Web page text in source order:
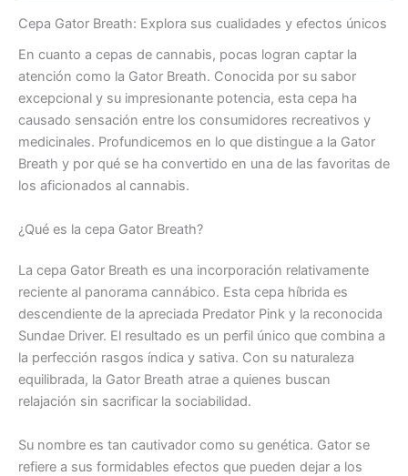
Cepa Gator Breath: Explora sus cualidades y efectos únicos
En cuanto a cepas de cannabis, pocas logran captar la
atención como la Gator Breath. Conocida por su sabor
excepcional y su impresionante potencia, esta cepa ha
causado sensación entre los consumidores recreativos y
medicinales. Profundicemos en lo que distingue a la Gator
Breath y por qué se ha convertido en una de las favoritas de
los aficionados al cannabis.
¿Qué es la cepa Gator Breath?
La cepa Gator Breath es una incorporación relativamente
reciente al panorama cannábico. Esta cepa híbrida es
descendiente de la apreciada Predator Pink y la reconocida
Sundae Driver. El resultado es un perfil único que combina a
la perfección rasgos índica y sativa. Con su naturaleza
equilibrada, la Gator Breath atrae a quienes buscan
relajación sin sacrificar la sociabilidad.
Su nombre es tan cautivador como su genética. Gator se
refiere a sus formidables efectos que pueden dejar a los